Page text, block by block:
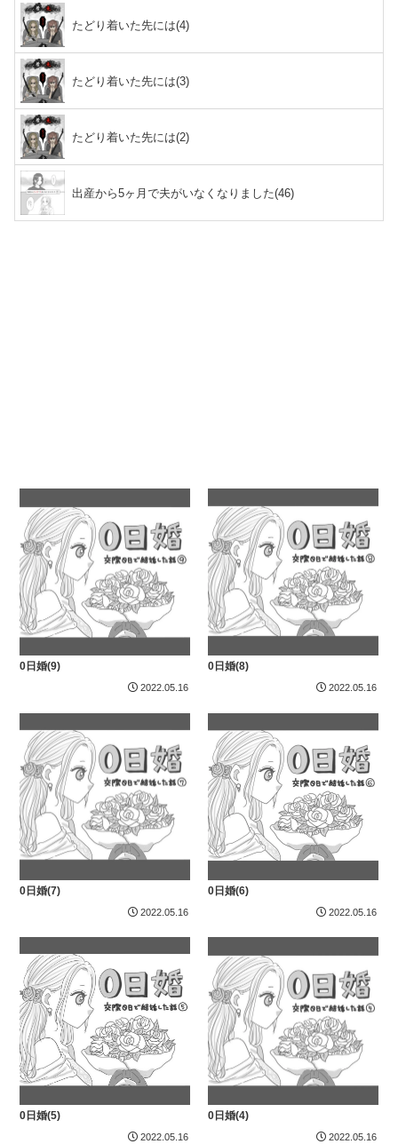
たどり着いた先には(4)
たどり着いた先には(3)
たどり着いた先には(2)
出産から5ヶ月で夫がいなくなりました(46)
0日婚(9)
2022.05.16
0日婚(8)
2022.05.16
0日婚(7)
2022.05.16
0日婚(6)
2022.05.16
0日婚(5)
2022.05.16
0日婚(4)
2022.05.16